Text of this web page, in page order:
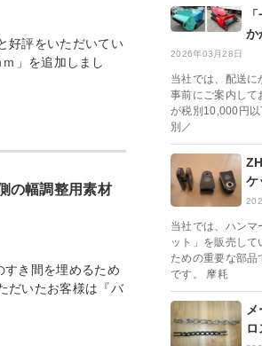
好評をいただいてい
」を追加しまし
の幅調整用素材
すき間を埋めるため
だいたお客様は『バ
か
2026年03月28日
当社では、配送に
事前にご案内して
が税別10,000円
別／
ケ
当社では、ハン
ット」を販売し
ための重要な部
です。 摩耗